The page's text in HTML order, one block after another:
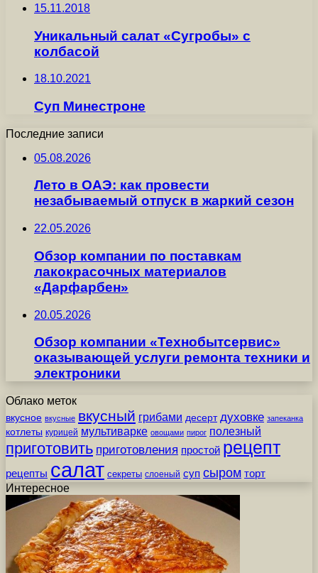
15.11.2018
Уникальный салат «Сугробы» с
колбасой
18.10.2021
Суп Минестроне
Последние записи
05.08.2026
Лето в ОАЭ: как провести
незабываемый отпуск в жаркий сезон
22.05.2026
Обзор компании по поставкам
лакокрасочных материалов
«Дарфарбен»
20.05.2026
Обзор компании «Технобытсервис»
оказывающей услуги ремонта техники и
электроники
Облако меток
вкусное вкусные вкусный грибами десерт духовке запеканка
котлеты курицей мультиварке овощами пирог полезный
приготовить приготовления простой рецепт
рецепты салат секреты слоеный суп сыром торт
Интересное